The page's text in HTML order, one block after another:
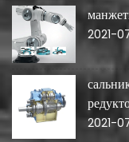
2021-
2021-